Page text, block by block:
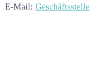
E-Mail: Geschäftsstelle